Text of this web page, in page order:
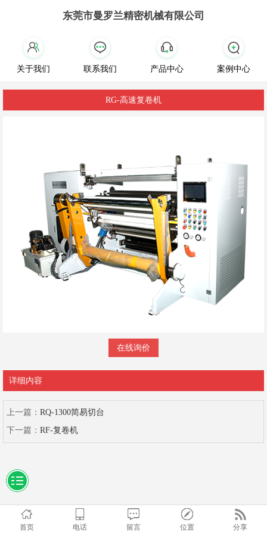
东莞市曼罗兰精密机械有限公司
关于我们 联系我们 产品中心 案例中心
RG-高速复卷机
在线询价
详细内容
上一篇： RQ-1300简易切台
下一篇： RF-复卷机
首页 电话 留言 位置 分享